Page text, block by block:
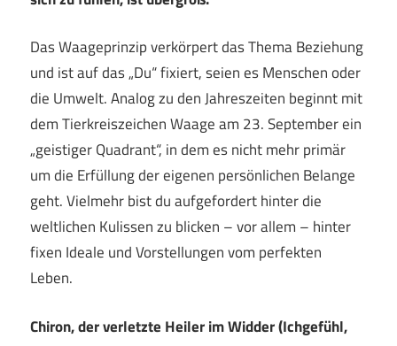
Das Waageprinzip verkörpert das Thema Beziehung
und ist auf das „Du“ fixiert, seien es Menschen oder
die Umwelt. Analog zu den Jahreszeiten beginnt mit
dem Tierkreiszeichen Waage am 23. September ein
„geistiger Quadrant“, in dem es nicht mehr primär
um die Erfüllung der eigenen persönlichen Belange
geht. Vielmehr bist du aufgefordert hinter die
weltlichen Kulissen zu blicken – vor allem – hinter
fixen Ideale und Vorstellungen vom perfekten
Leben.
Chiron, der verletzte Heiler im Widder (Ichgefühl,